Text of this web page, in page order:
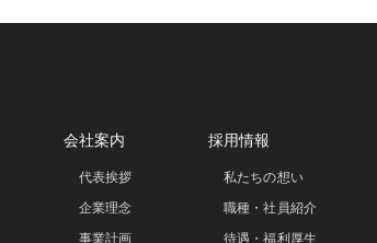
会社案内
代表挨拶
企業理念
事業計画
採用情報
私たちの想い
職種・社員紹介
待遇・福利厚生